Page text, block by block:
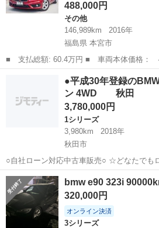
488,000円
その他
146,989km
2016年
福島県 本宮市
■ 支払総額: 60.4万円 ■ 車両本体価格： 488,000 円 ■ メーカー
名： ＢＭＷ ■ 車種名： ２シリーズ ■
アクティブツアラー 車検整備付き ディ
その他
●平成30年登録の
ン 4WD 秋田
3,780,000円
1シリーズ
3,980km
2018年
秋田市
○自社ローン対応中古車販売○ ☆どなたでもローン対応可能☆
１、勤続年数の短い方や自営業の方 ２
方や派遣社員の方 ３、自己破産等をされた
４、他社様で...
秋田 秋田市
bmw e90 323i
320,000円
オンライン決済
3シリーズ